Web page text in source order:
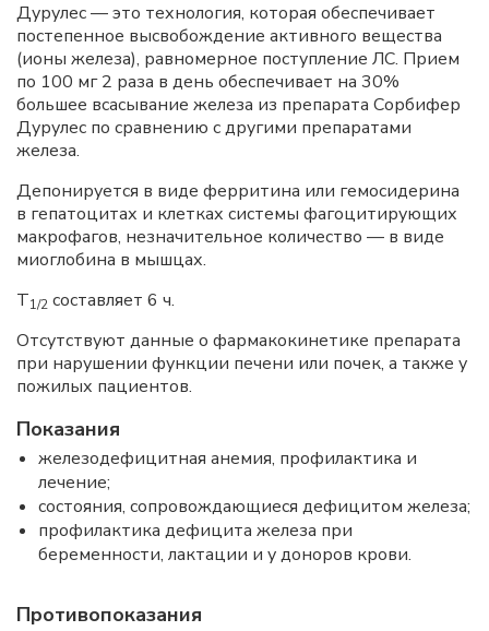
Дурулес — это технология, которая обеспечивает
постепенное высвобождение активного вещества
(ионы железа), равномерное поступление ЛС. Прием
по 100 мг 2 раза в день обеспечивает на 30%
большее всасывание железа из препарата Сорбифер
Дурулес по сравнению с другими препаратами
железа.
Депонируется в виде ферритина или гемосидерина
в гепатоцитах и клетках системы фагоцитирующих
макрофагов, незначительное количество — в виде
миоглобина в мышцах.
Т1/2 составляет 6 ч.
Отсутствуют данные о фармакокинетике препарата
при нарушении функции печени или почек, а также у
пожилых пациентов.
Показания
железодефицитная анемия, профилактика и
лечение;
состояния, сопровождающиеся дефицитом железа;
профилактика дефицита железа при
беременности, лактации и у доноров крови.
Противопоказания